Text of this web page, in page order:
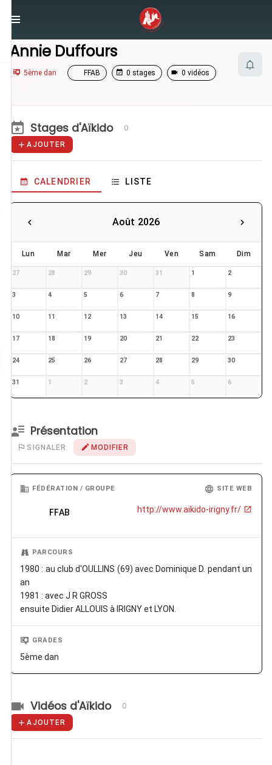
Annie Duffours
Annie Duffours
5ème dan FFAB 0 stages 0 vidéos
Stages d'Aïkido 0
AJOUTER
CALENDRIER LISTE
Août 2026
Lun Mar Mer Jeu Ven Sam Dim
27 28 29 30 31 1 2
3 4 5 6 7 8 9
10 11 12 13 14 15 16
17 18 19 20 21 22 23
24 25 26 27 28 29 30
31 1 2 3 4 5 6
Présentation
SIGNALER MODIFIER
FÉDÉRATION / GROUPE
FFAB
SITE WEB
http://www.aikido-irigny.fr/
PARCOURS
1980 : au club d'OULLINS (69) avec Dominique D. pendant un
an
1981 : avec J R GROSS
ensuite Didier ALLOUIS à IRIGNY et LYON.
GRADES
5ème dan
Vidéos d'Aïkido 0
AJOUTER